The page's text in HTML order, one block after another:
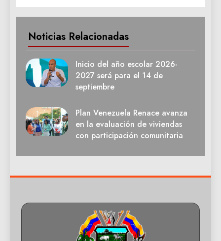
Noticias Relacionadas
Inicio del año escolar 2026-
2027 será para el 14 de
septiembre
Plan Venezuela Renace avanza
en la evaluación de viviendas
con participación comunitaria